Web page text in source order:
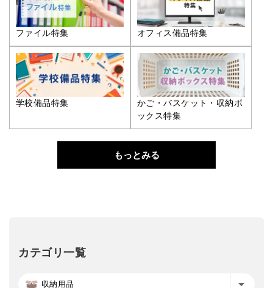
ファイル特集 オフィス備品特集
学校備品特集
かご・バスケット・収納ボ
ックス特集
もっとみる
カテゴリ一覧
収納用品